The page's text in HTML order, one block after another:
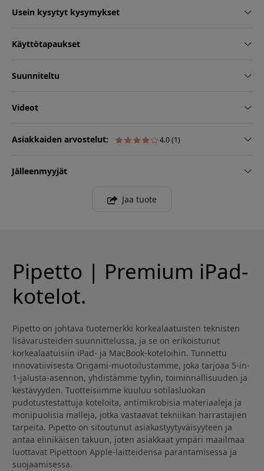
Usein kysytyt kysymykset
Käyttötapaukset
Suunniteltu
Videot
Asiakkaiden arvostelut: 4.0 (1)
Jälleenmyyjät
Jaa tuote
Pipetto | Premium iPad-
kotelot.
Pipetto on johtava tuotemerkki korkealaatuisten teknisten
lisävarusteiden suunnittelussa, ja se on erikoistunut
korkealaatuisiin iPad- ja MacBook-koteloihin. Tunnettu
innovatiivisesta Origami-muotoilustamme, joka tarjoaa 5-in-
1-jalusta-asennon, yhdistämme tyylin, toiminnallisuuden ja
kestävyyden. Tuotteisiimme kuuluu sotilasluokan
pudotustestattuja koteloita, antimikrobisia materiaaleja ja
monipuolisia malleja, jotka vastaavat tekniikan harrastajien
tarpeita. Pipetto on sitoutunut asiakastyytyväisyyteen ja
antaa elinikäisen takuun, joten asiakkaat ympäri maailmaa
luottavat Pipettoon Apple-laitteidensa parantamisessa ja
suojaamisessa.